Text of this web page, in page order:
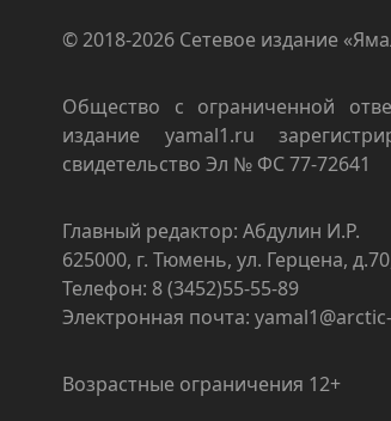
© 2018-2026 Сетевое издание
Общество с ограниченной
издание yamal1.ru
свидетельство Эл № ФС 77-72641
Главный редактор: Абдулин И.Р.
625000, г. Тюмень, ул. Герцена,
Телефон: 8 (3452)55-55-89
Электронная почта:
Возрастные ограничения 12+